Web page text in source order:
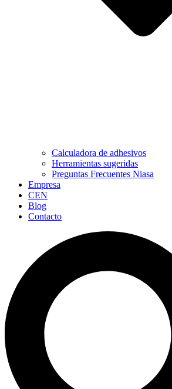
Calculadora de adhesivos
Herramientas sugeridas
Preguntas Frecuentes Niasa
Empresa
CEN
Blog
Contacto